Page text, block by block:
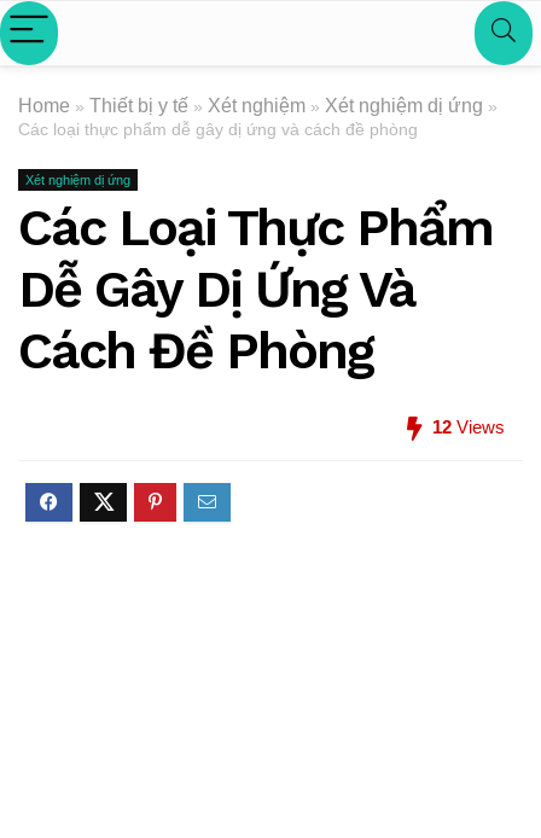
Home » Thiết bị y tế » Xét nghiệm » Xét nghiệm dị ứng »
Các loại thực phẩm dễ gây dị ứng và cách đề phòng
Xét nghiệm dị ứng
Các Loại Thực Phẩm
Dễ Gây Dị Ứng Và
Cách Đề Phòng
12 Views